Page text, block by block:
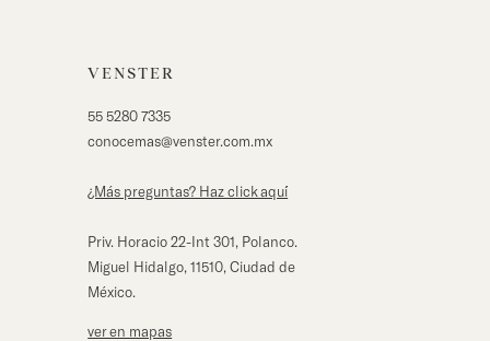
VENSTER
55 5280 7335
conocemas@venster.com.mx
¿Más preguntas? Haz click aqu´í
Priv. Horacio 22-Int 301, Polanco.
Miguel Hidalgo, 11510, Ciudad de
México.
ver en mapas